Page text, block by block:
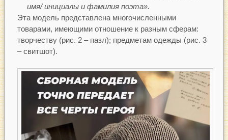
имя/ инициалы и фамилия поэта».
Эта модель представлена многочисленными
товарами, имеющими отношение к разным сферам:
творчеству (рис. 2 – пазл); предметам одежды (рис. 3
– свитшот).